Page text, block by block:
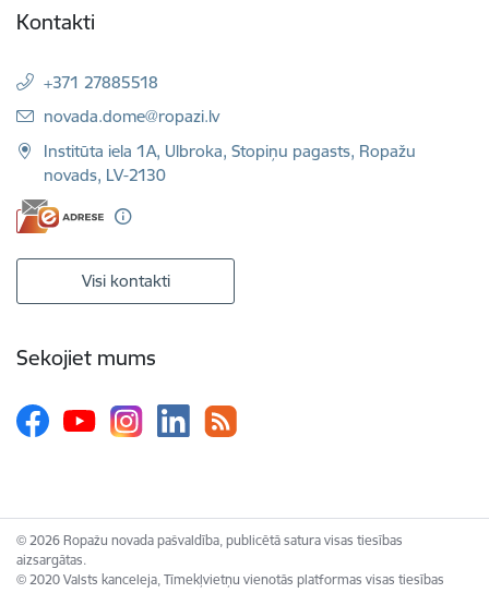
Kontakti
+371 27885518
E-pasts:
novada.dome@ropazi.lv
Institūta iela 1A, Ulbroka, Stopiņu pagasts, Ropažu
novads, LV-2130
Visi kontakti
Sekojiet mums
© 2026 Ropažu novada pašvaldība, publicētā satura visas tiesības
aizsargātas.
© 2020 Valsts kanceleja, Tīmekļvietņu vienotās platformas visas tiesības